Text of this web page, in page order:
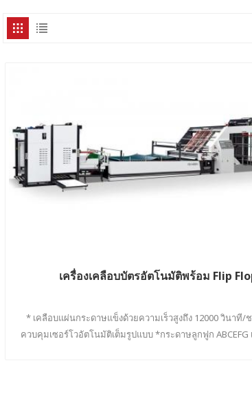
เครื่องเคลือบบัตรอัตโนมัติพร้อม Flip
* เคลือบแผ่นกระดาษแข็งด้วยความเร็วสูงถึง 12000 วินาที/
ควบคุมเซอร์โวอัตโนมัติเต็มรูปแบบ *กระดาษลูกฟูก ABCEFG